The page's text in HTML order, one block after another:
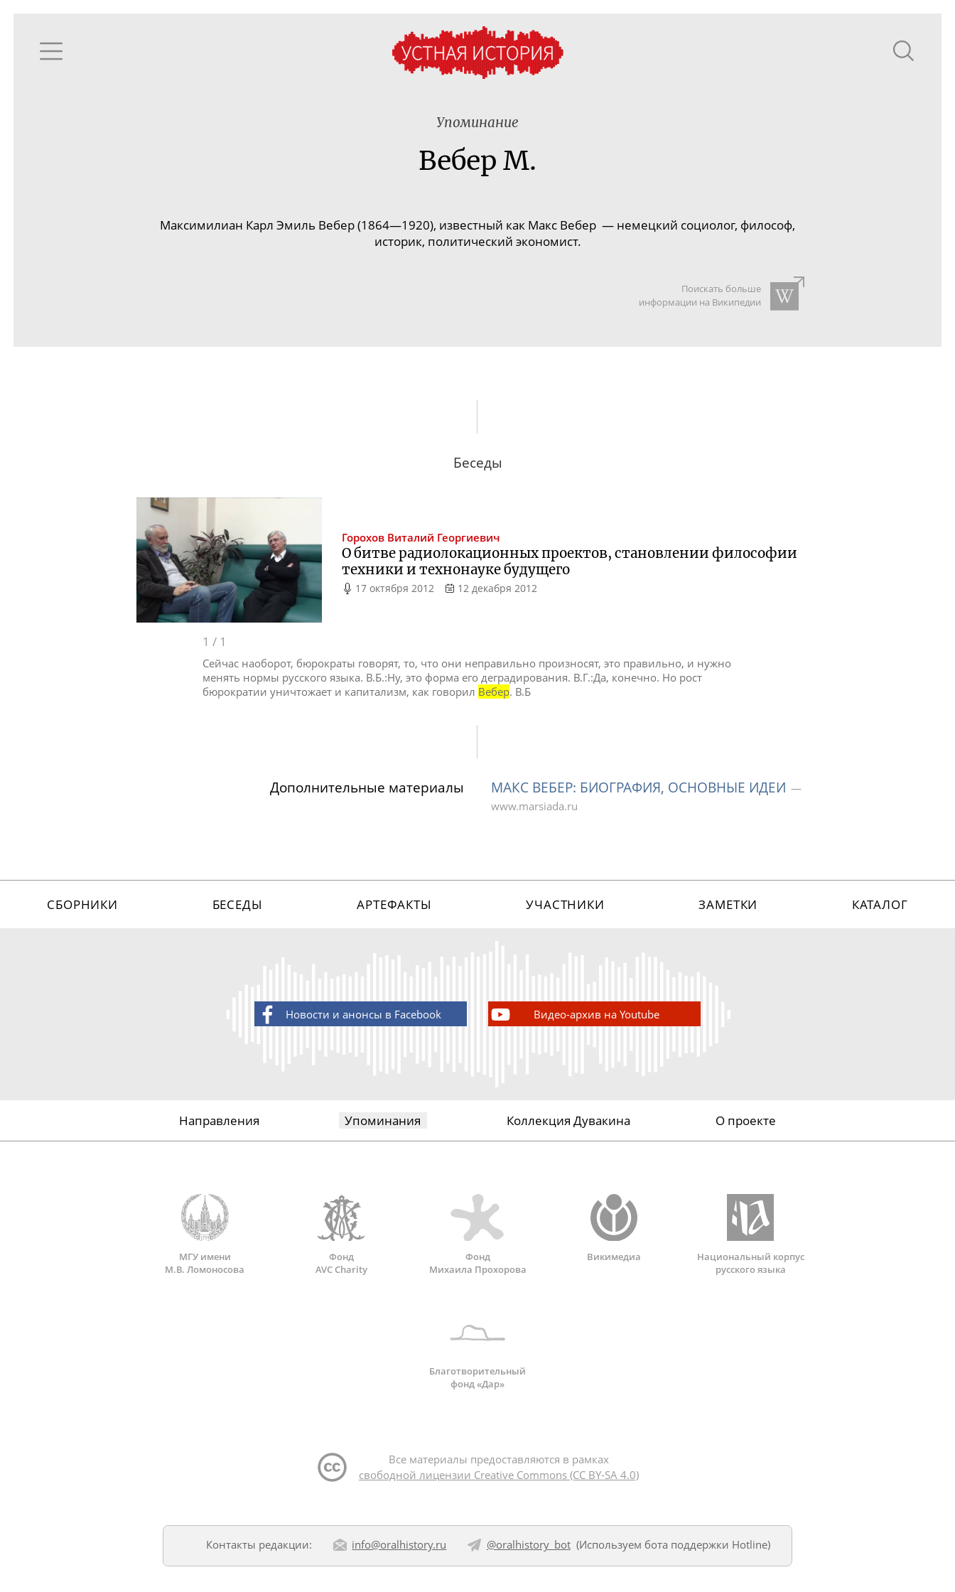
Упоминание
Вебер М.
Максимилиан Карл Эмиль Вебер (1864—1920), известный как Макс Вебер — немецкий социолог, философ,
историк, политический экономист.
Поискать больше
информации на Википедии
Беседы
Горохов Виталий Георгиевич
О битве радиолокационных проектов, становлении философии
техники и технонауке будущего
17 октября 2012 12 декабря 2012
1 / 1
Сейчас наоборот, бюрократы говорят, то, что они неправильно произносят, это правильно, и нужно
менять нормы русского языка. В.Б.:Ну, это форма его деградирования. В.Г.:Да, конечно. Но рост
бюрократии уничтожает и капитализм, как говорил Вебер. В.Б
Дополнительные материалы МАКС ВЕБЕР: БИОГРАФИЯ, ОСНОВНЫЕ ИДЕИ
www.marsiada.ru
СБОРНИКИ БЕСЕДЫ АРТЕФАКТЫ УЧАСТНИКИ ЗАМЕТКИ КАТАЛОГ
Новости и анонсы в Facebook Видео-архив на Youtube
Направления Упоминания Коллекция Дувакина О проекте
МГУ имени
М.В. Ломоносова
Фонд
AVC Charity
Фонд
Михаила Прохорова
Викимедиа
Национальный корпус
русского языка
Благотворительный
фонд «Дар»
Все материалы предоставляются в рамках
свободной лицензии Creative Commons (CC BY-SA 4.0)
Контакты редакции: info@oralhistory.ru @oralhistory_bot(Используем бота поддержки Hotline)